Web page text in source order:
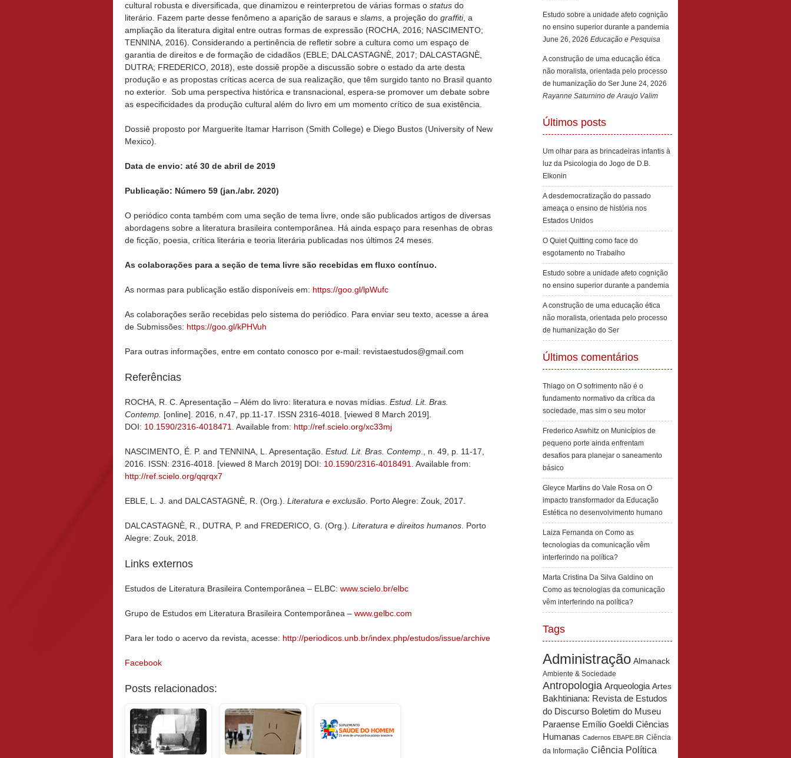
cultural robusta e diversificada, que dinamizou e reinterpretou de várias formas o status do
literário. Fazem parte desse fenômeno a aparição de saraus e slams , a projeção do graffiti, a
ampliação da literatura digital entre outras formas de expressão (ROCHA, 2016; NASCIMENTO;
TENNINA, 2016). Considerando a pertinência de refletir sobre a cultura como um espaço de
garantia de direitos e de formação de cidadãos (EBLE; DALCASTAGNÈ, 2017; DALCASTAGNÈ,
DUTRA; FREDERICO, 2018), este dossiê propõe a discussão sobre o estado da arte desta
produção e as propostas críticas acerca de sua realização, que têm surgido tanto no Brasil quanto
no exterior. Sob uma perspectiva histórica e transnacional, espera-se promover um debate sobre
as especificidades da produção cultural além do livro em um momento crítico de sua existência.
Dossiê proposto por Marguerite Itamar Harrison (Smith College) e Diego Bustos (University of New
Mexico).
Data de envio: até 30 de abril de 2019
Publicação: Número 59 (jan./abr. 2020)
O periódico conta também com uma seção de tema livre, onde são publicados artigos de diversas
abordagens sobre a literatura brasileira contemporânea. Há ainda espaço para resenhas de obras
de ficção, poesia, crítica literária e teoria literária publicadas nos últimos 24 meses.
As colaborações para a seção de tema livre são recebidas em fluxo contínuo.
As normas para publicação estão disponíveis em: https://goo.gl/lpWufc
As colaborações serão recebidas pelo sistema do periódico. Para enviar seu texto, acesse a área
de Submissões: https://goo.gl/kPHVuh
Para outras informações, entre em contato conosco por e-mail: revistaestudos@gmail.com
Referências
ROCHA, R. C. Apresentação – Além do livro: literatura e novas mídias. Estud. Lit. Bras.
Contemp. [online]. 2016, n.47, pp.11-17. ISSN 2316-4018. [viewed 8 March 2019].
DOI: 10.1590/2316-4018471 . Available from: http://ref.scielo.org/xc33mj
NASCIMENTO, É. P. and TENNINA, L. Apresentação. Estud. Lit. Bras. Contemp ., n. 49, p. 11-17,
2016. ISSN: 2316-4018. [viewed 8 March 2019] DOI: 10.1590/2316-4018491
. Available from:
http://ref.scielo.org/qqrqx7
EBLE, L. J. and DALCASTAGNÈ, R. (Org.). Literatura e exclusão . Porto Alegre: Zouk, 2017.
DALCASTAGNÈ, R., DUTRA, P. and FREDERICO, G. (Org.). Literatura e direitos humanos . Porto
Alegre: Zouk, 2018.
Links externos
Estudos de Literatura Brasileira Contemporânea – ELBC: www.scielo.br/elbc
Grupo de Estudos em Literatura Brasileira Contemporânea – www.gelbc.com
Para ler todo o acervo da revista, acesse: http://periodicos.unb.br/index.php/estudos/issue/archive
Facebook
Posts relacionados:
Estudo sobre a unidade afeto cognição
no ensino superior durante a pandemia
June 26, 2026 Educação e Pesquisa
A construção de uma educação ética
não moralista, orientada pelo processo
de humanização do Ser June 24, 2026
Rayanne Saturnino de Araujo Valim
Últimos posts
Um olhar para as brincadeiras infantis à
luz da Psicologia do Jogo de D.B.
Elkonin
A desdemocratização do passado
ameaça o ensino de história nos
Estados Unidos
O Quiet Quitting como face do
esgotamento no Trabalho
Estudo sobre a unidade afeto cognição
no ensino superior durante a pandemia
A construção de uma educação ética
não moralista, orientada pelo processo
de humanização do Ser
Últimos comentários
Thiago on O sofrimento não é o
fundamento normativo da crítica da
sociedade, mas sim o seu motor
Frederico Aswhitz on Municípios de
pequeno porte ainda enfrentam
desafios para planejar o saneamento
básico
Gleyce Martins do Vale Rosa on O
impacto transformador da Educação
Estética no desenvolvimento humano
Laiza Fernanda on Como as
tecnologias da comunicação vêm
interferindo na política?
Marta Cristina Da Silva Galdino on
Como as tecnologias da comunicação
vêm interferindo na política?
Tags
Administração Almanack
Ambiente & Sociedade
Antropologia Arqueologia Artes
Bakhtiniana: Revista de Estudos
do Discurso Boletim do Museu
Paraense Emílio Goeldi Ciências
Humanas Cadernos EBAPE.BR Ciência
da Informação Ciência Política